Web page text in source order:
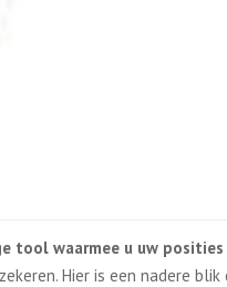
tool waarmee u uw
Hier is een nadere